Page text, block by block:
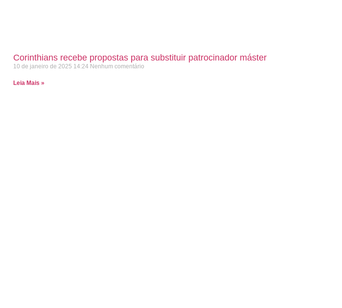
Corinthians recebe propostas para substituir patrocinador máster
10 de janeiro de 2025 14:24 Nenhum comentário
Leia Mais »